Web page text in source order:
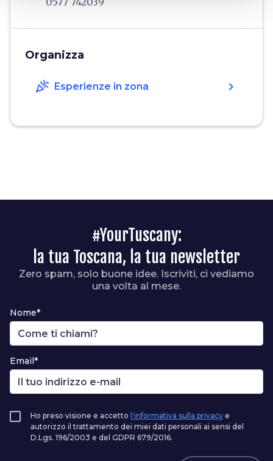
Organizza
celebration Esperienze in zona chevron_right
#YourTuscany:
la tua Toscana, la tua newsletter
Zero spam, solo buone idee. Iscriviti, ci vediamo
una volta al mese.
Nome*
Email*
Ho preso visione e accetto l'informativa sulla privacy e
autorizzo il trattamento dei miei dati personali ai sensi del
D.Lgs. 196/2003 e del GDPR 679/2016.